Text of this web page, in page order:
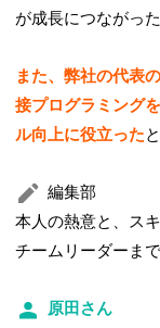
が成長につながっ
また、弊社の代表
接プログラミング
ル向上に役立った
編集部
本人の熱意と、ス
チームリーダーま
原田さん